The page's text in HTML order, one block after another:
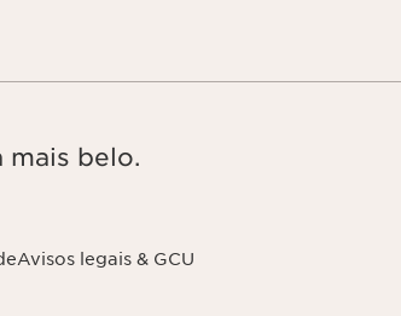
mais belo.
Avisos legais & GCU